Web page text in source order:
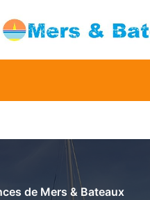
de Mers & Bateaux